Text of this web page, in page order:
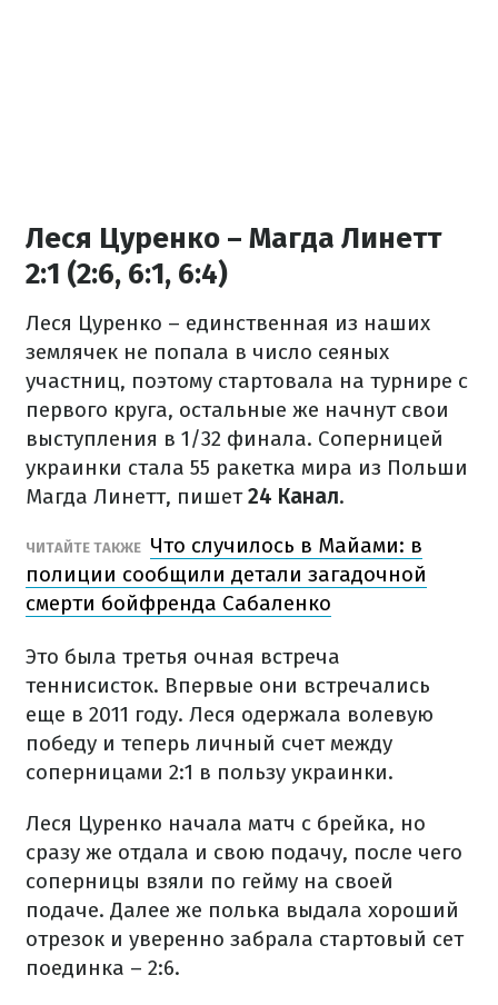
Леся Цуренко – Магда Линетт
2:1 (2:6, 6:1, 6:4)
Леся Цуренко – единственная из наших
землячек не попала в число сеяных
участниц, поэтому стартовала на турнире с
первого круга, остальные же начнут свои
выступления в 1/32 финала. Соперницей
украинки стала 55 ракетка мира из Польши
Магда Линетт, пишет24 Канал.
ЧИТАЙТЕ ТАКЖЕ Что случилось в Майами: в
полиции сообщили детали загадочной
смерти бойфренда Сабаленко
Это была третья очная встреча
теннисисток. Впервые они встречались
еще в 2011 году. Леся одержала волевую
победу и теперь личный счет между
соперницами 2:1 в пользу украинки.
Леся Цуренко начала матч с брейка, но
сразу же отдала и свою подачу, после чего
соперницы взяли по гейму на своей
подаче. Далее же полька выдала хороший
отрезок и уверенно забрала стартовый сет
поединка – 2:6.